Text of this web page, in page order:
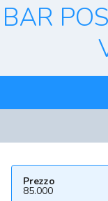
Soluzioni
BAR
Prezzo
85.000